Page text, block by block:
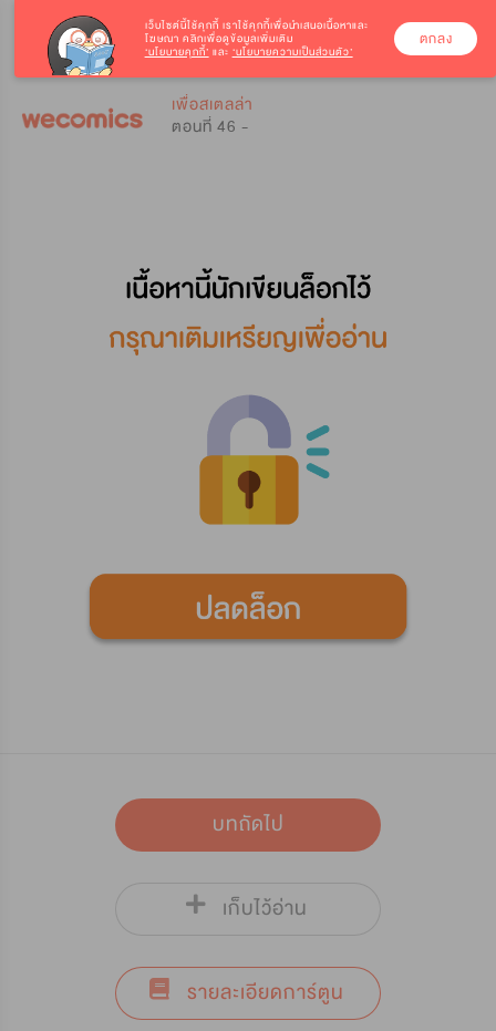
เพื่อสเตลล่า
ตอนที่ 46 -
บทถัดไป
เก็บไว้อ่าน
รายละเอียดการ์ตูน
เว็บไซต์นี้ใช้คุกกี้ เราใช้คุกกี้เพื่อนำเสนอเนื้อหาและ
โฆษณา คลิกเพื่อดูข้อมูลเพิ่มเติม
‘นโยบายคุกกี้’ และ ‘นโยบายความเป็นส่วนตัว’
ตกลง